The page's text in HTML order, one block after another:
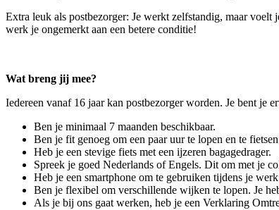
Extra leuk als postbezorger: Je werkt zelfstandig, maar
werk je ongemerkt aan een betere conditie!
Wat breng jij mee?
Iedereen vanaf 16 jaar kan postbezorger worden. Je bent je
Ben je minimaal 7 maanden beschikbaar.
Ben je fit genoeg om een paar uur te lopen en te
Heb je een stevige fiets met een ijzeren bagagedrager.
Spreek je goed Nederlands of Engels. Dit om met je
Heb je een smartphone om te gebruiken tijdens je
Ben je flexibel om verschillende wijken te lopen. Je
Als je bij ons gaat werken, heb je een Verklaring